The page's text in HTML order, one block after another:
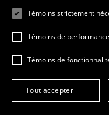
Témoins strictement
Témoins de performance
Témoins de
Tout accepter